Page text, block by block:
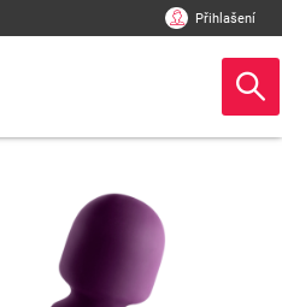
Přihlašení